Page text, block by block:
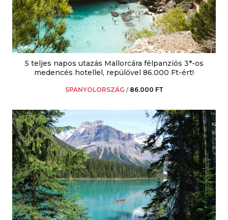
5 teljes napos utazás Mallorcára félpanziós 3*-os
medencés hotellel, repülővel 86.000 Ft-ért!
SPANYOLORSZÁG / 86.000 FT